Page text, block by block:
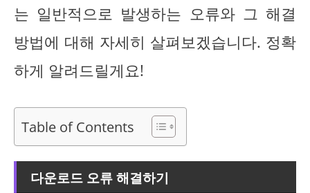
는 일반적으로 발생하는 오류와 그 해결
방법에 대해 자세히 살펴보겠습니다. 정확
하게 알려드릴게요!
Table of Contents
다운로드 오류 해결하기